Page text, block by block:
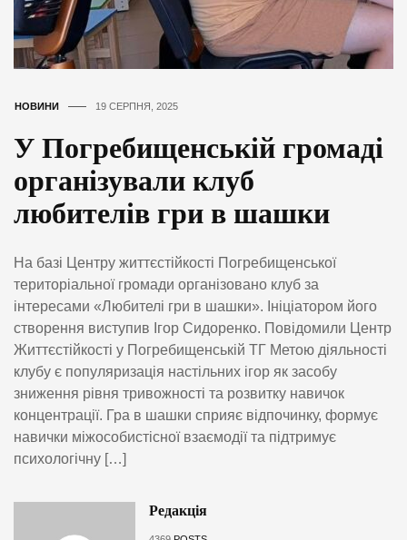
НОВИНИ 19 СЕРПНЯ, 2025
У Погребищенській громаді
організували клуб
любителів гри в шашки
На базі Центру життєстійкості Погребищенської
територіальної громади організовано клуб за
інтересами «Любителі гри в шашки». Ініціатором його
створення виступив Ігор Сидоренко. Повідомили Центр
Життєстійкості у Погребищенській ТГ Метою діяльності
клубу є популяризація настільних ігор як засобу
зниження рівня тривожності та розвитку навичок
концентрації. Гра в шашки сприяє відпочинку, формує
навички міжособистісної взаємодії та підтримує
психологічну […]
Редакція